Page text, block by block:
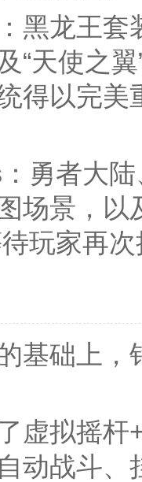
黑龙王套
‌“天使之
得以完美
勇者大
场景，
玩家再
基础上，
虚拟摇杆
动战斗